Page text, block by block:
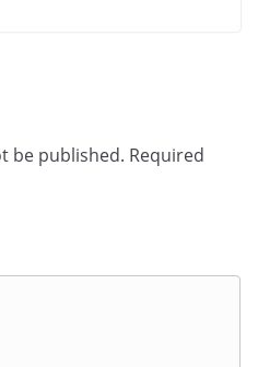
be published. Required